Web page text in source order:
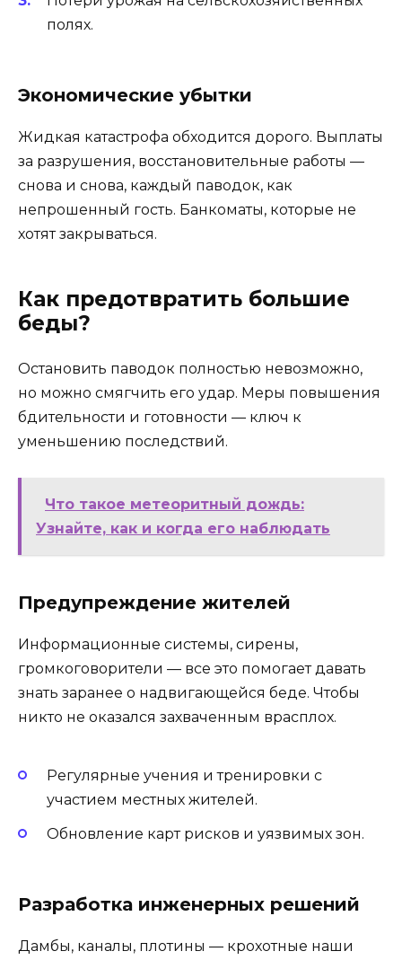
полях.
Экономические убытки
Жидкая катастрофа обходится дорого. Выплаты
за разрушения, восстановительные работы —
снова и снова, каждый паводок, как
непрошенный гость. Банкоматы, которые не
хотят закрываться.
Как предотвратить большие
беды?
Остановить паводок полностью невозможно,
но можно смягчить его удар. Меры повышения
бдительности и готовности — ключ к
уменьшению последствий.
Что такое метеоритный дождь:
Узнайте, как и когда его наблюдать
Предупреждение жителей
Информационные системы, сирены,
громкоговорители — все это помогает давать
знать заранее о надвигающейся беде. Чтобы
никто не оказался захваченным врасплох.
Регулярные учения и тренировки с
участием местных жителей.
Обновление карт рисков и уязвимых зон.
Разработка инженерных решений
Дамбы, каналы, плотины — крохотные наши